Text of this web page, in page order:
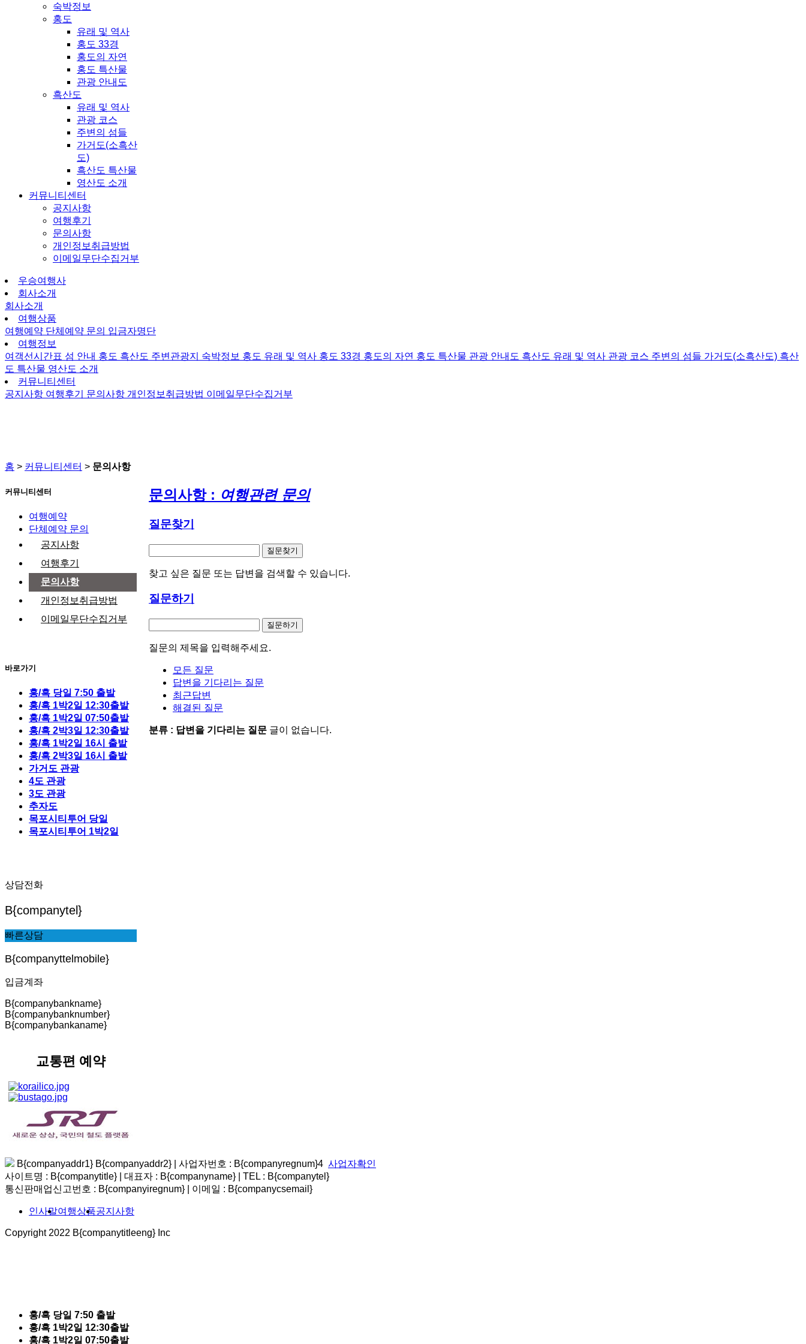
숙박정보
홍도
유래 및 역사
홍도 33경
홍도의 자연
홍도 특산물
관광 안내도
흑산도
유래 및 역사
관광 코스
주변의 섬들
가거도(소흑산
도)
흑산도 특산물
영산도 소개
커뮤니티센터
공지사항
여행후기
문의사항
개인정보취급방법
이메일무단수집거부
우승여행사
회사소개
회사소개
여행상품
여행예약 단체예약 문의 입금자명단
여행정보
여객선시간표 섬 안내 홍도 흑산도 주변관광지 숙박정보 홍도 유래 및 역사 홍도 33경 홍도의 자연 홍도 특산물 관광 안내도 흑산도 유래 및 역사 관광 코스 주변의 섬들 가거도(소흑산도) 흑산
도 특산물 영산도 소개
커뮤니티센터
공지사항 여행후기 문의사항 개인정보취급방법 이메일무단수집거부
홈 > 커뮤니티센터 > 문의사항
커뮤니티센터
여행예약
단체예약 문의
공지사항
여행후기
문의사항
개인정보취급방법
이메일무단수집거부
바로가기
홍/흑 당일 7:50 출발
홍/흑 1박2일 12:30출발
홍/흑 1박2일 07:50출발
홍/흑 2박3일 12:30출발
홍/흑 1박2일 16시 출발
홍/흑 2박3일 16시 출발
가거도 관광
4도 관광
3도 관광
추자도
목포시티투어 당일
목포시티투어 1박2일
상담전화
B{companytel}
빠른상담
B{companyttelmobile}
입금계좌
B{companybankname}
B{companybanknumber}
B{companybankaname}
교통편 예약
문의사항 : 여행관련 문의
질문찾기
찾고 싶은 질문 또는 답변을 검색할 수 있습니다.
질문하기
질문의 제목을 입력해주세요.
모든 질문
답변을 기다리는 질문
최근답변
해결된 질문
분류 : 답변을 기다리는 질문 글이 없습니다.
B{companyaddr1} B{companyaddr2} 사업자번호 : B{companyregnum}4 사업자확인
사이트명 : B{companytitle} | 대표자 : B{companyname}
TEL : B{companytel}
통신판매업신고번호 : B{companyiregnum}
이메일 : B{companycsemail}
인사말여행상품공지사항
Copyright 2022 B{companytitleeng} Inc
홍/흑 당일 7:50 출발
홍/흑 1박2일 12:30출발
홍/흑 1박2일 07:50출발